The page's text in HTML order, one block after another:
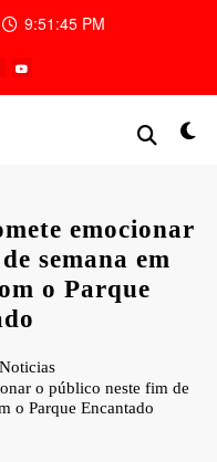
9:51:46 PM
emocionar
semana em
o Parque
Noticias
o público neste fim de
o Parque Encantado